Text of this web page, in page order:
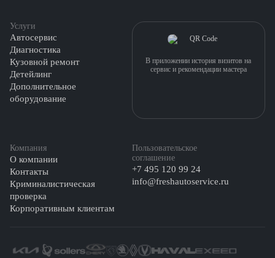
Услуги
Автосервис
Диагностика
Кузовной ремонт
Детейлинг
Дополнительное
оборудование
Компания
О компании
Контакты
Криминалистическая
проверка
Корпоративным клиентам
Пользовательское
соглашение
+7 495 120 99 24
info@freshautoservice.ru
В приложении история визитов на
сервис и рекомендации мастера